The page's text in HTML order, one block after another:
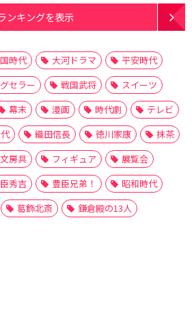
ンキングを表示
時代 大河ドラマ
平安時代
セラー 戦国武将
スイーツ
幕末 漫画 時代劇
テレビ
織田信長 徳川家康
抹茶
文房具 フィギュア
展覧会
秀吉 豊臣兄弟！
昭和時代
葛飾北斎 鎌倉殿の13人